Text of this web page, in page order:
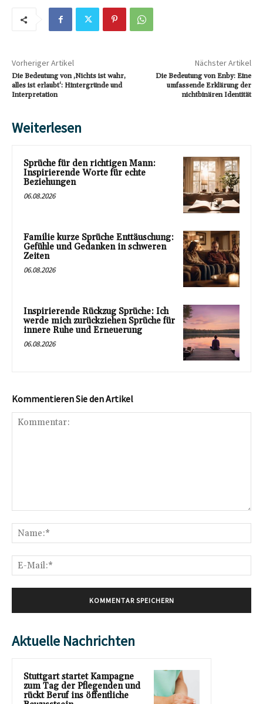
Vorheriger Artikel
Die Bedeutung von ‚Nichts ist wahr,
alles ist erlaubt‘: Hintergründe und
Interpretation
Nächster Artikel
Die Bedeutung von Enby: Eine
umfassende Erklärung der
nichtbinären Identität
Weiterlesen
Sprüche für den richtigen Mann:
Inspirierende Worte für echte
Beziehungen
06.08.2026
Familie kurze Sprüche Enttäuschung:
Gefühle und Gedanken in schweren
Zeiten
06.08.2026
Inspirierende Rückzug Sprüche: Ich
werde mich zurückziehen Sprüche für
innere Ruhe und Erneuerung
06.08.2026
Kommentieren Sie den Artikel
Aktuelle Nachrichten
Stuttgart startet Kampagne
zum Tag der Pflegenden und
rückt Beruf ins öffentliche